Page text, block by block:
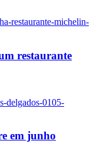
restaurante-michelin-
restaurante
delgados-0105-
em junho